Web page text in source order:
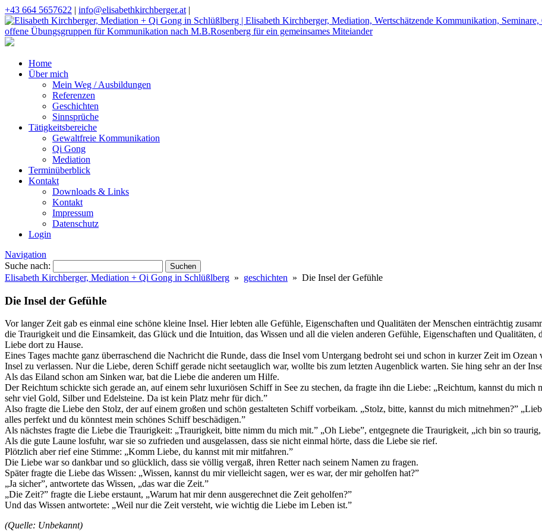
+43 664 5657622 | info@elisabethkirchberger.at |
Home
Über mich
Mein Weg / Ausbildungen
Referenzen
Geschichten
Sinnsprüche
Tätigkeitsbereiche
Gewaltfreie Kommunikation
Qi Gong
Mediation
Terminüberblick
Kontakt
Downloads & Links
Kontakt
Impressum
Datenschutz
Login
Navigation
Suche nach:
Elisabeth Kirchberger, Mediation + Qi Gong in Schlüßlberg » geschichten » Die Insel der Gefühle
Die Insel der Gefühle
Vor langer Zeit gab es einmal eine schöne kleine Insel. Hier lebten alle Gefühle, Eigenschaften und Qualitäten der Menschen einträchtig
die Traurigkeit und die Einsamkeit, das Glück und die Intuition, das Wissen und all die vielen anderen Gefühle, Eigenschaften und Qualitäten,
Liebe dort zu Hause.
Eines Tages machte ganz überraschend die Nachricht die Runde, dass die Insel vom Untergang bedroht sei und schon in kurzer Zeit im
Insel zu verlassen. Nur die Liebe, deren Schiff gerade nicht seetauglich war, wollte bis zum letzten Augenblick warten. Sie hing sehr an der
Als das Eiland schon am Sinken war, bat die Liebe die anderen um Hilfe.
Der Reichtum schickte sich gerade an, auf einem sehr luxuriösen Schiff in See zu stechen, da fragte ihn die Liebe: „Reichtum, kannst du
sehr viel Gold, Silber und Edelsteine. Da ist kein Platz mehr für dich.”
Also fragte die Liebe den Stolz, der auf einem großen und schön gestalteten Schiff vorbeikam. „Stolz, bitte, kannst du mich mitnehmen?”
alles perfekt und du könntest mein schönes Schiff beschädigen.”
Als nächstes fragte die Liebe die Traurigkeit: „Traurigkeit, bitte nimm du mich mit.” „Oh Liebe”, entgegnete die Traurigkeit, „ich bin so
Als die gute Laune losfuhr, war sie so zufrieden und ausgelassen, dass sie nicht einmal hörte, dass die Liebe sie rief.
Plötzlich aber rief eine Stimme: „Komm Liebe, du kannst mit mir mitfahren.”
Die Liebe war so dankbar und so glücklich, dass sie völlig vergaß, ihren Retter nach seinem Namen zu fragen.
Später fragte die Liebe das Wissen: „Wissen, kannst du mir vielleicht sagen, wer es war, der mir geholfen hat?”
„Ja sicher”, antwortete das Wissen, „das war die Zeit.”
„Die Zeit?” fragte die Liebe erstaunt, „Warum hat mir denn ausgerechnet die Zeit geholfen?”
Und das Wissen antwortete: „Weil nur die Zeit versteht, wie wichtig die Liebe im Leben ist.”
(Quelle: Unbekannt)